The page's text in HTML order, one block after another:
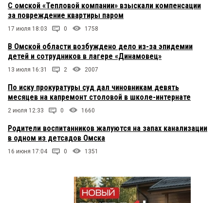
С омской «Тепловой компании» взыскали компенсации
за повреждение квартиры паром
17 июля 18:03 0 1758
В Омской области возбуждено дело из-за эпидемии
детей и сотрудников в лагере «Динамовец»
13 июля 16:31 2 2007
По иску прокуратуры суд дал чиновникам девять
месяцев на капремонт столовой в школе-интернате
2 июля 12:33 0 1660
Родители воспитанников жалуются на запах канализации
в одном из детсадов Омска
16 июня 17:04 0 1351